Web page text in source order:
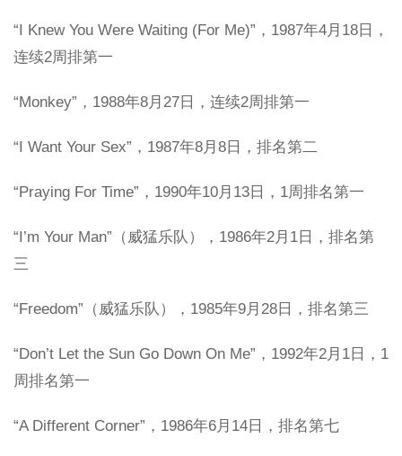
“I Knew You Were Waiting (For Me)”，1987年4月18日，
连续2周排第一
“Monkey”，1988年8月27日，连续2周排第一
“I Want Your Sex”，1987年8月8日，排名第二
“Praying For Time”，1990年10月13日，1周排名第一
“I’m Your Man”（威猛乐队），1986年2月1日，排名第
三
“Freedom”（威猛乐队），1985年9月28日，排名第三
“Don’t Let the Sun Go Down On Me”，1992年2月1日，1
周排名第一
“A Different Corner”，1986年6月14日，排名第七